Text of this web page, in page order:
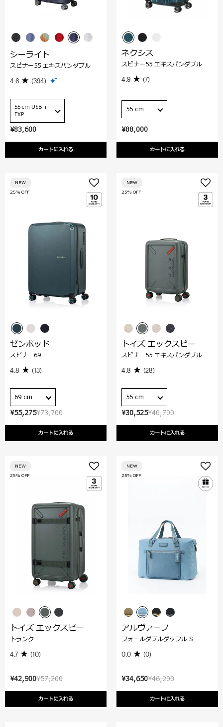
¥83,600
カートに入れる
シーライト
スピナー55 エキスパンダブル
4.6 (394)
55 cm USB +
EXP
¥88,000
カートに入れる
ネクシス
スピナー55 エキスパンダブル
4.9 (7)
55 cm
¥73,700
¥55,275
カートに入れる
25% OFF
NEW
ゼンポッド
スピナー69
4.8 (13)
69 cm
¥40,700
¥30,525
カートに入れる
25% OFF
NEW
トイズ エックスピー
スピナー55 エキスパンダブル
4.8 (28)
55 cm
¥57,200
¥42,900
カートに入れる
25% OFF
NEW
トイズ エックスピー
トランク
4.7 (10)
¥46,200
¥34,650
カートに入れる
25% OFF
NEW
アルヴァーノ
フォールダブルダッフル S
0.0 (0)